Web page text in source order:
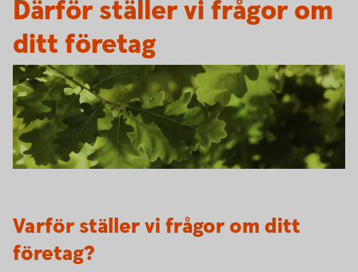
Därför ställer vi frågor om
ditt företag
Varför ställer vi frågor om ditt
företag?